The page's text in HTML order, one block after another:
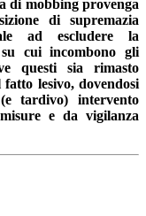
di mobbing provenga
di supremazia
ad escludere la
cui incombono gli
questi sia rimasto
lesivo, dovendosi
tardivo) intervento
e da vigilanza